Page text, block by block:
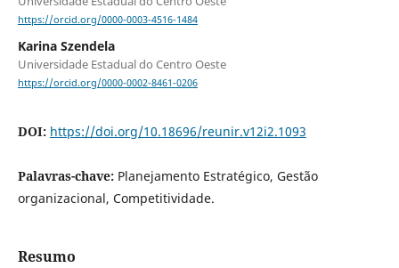
https://orcid.org/0000-0003-4516-1484
Karina Szendela
Universidade Estadual do Centro Oeste
https://orcid.org/0000-0002-8461-0206
DOI: https://doi.org/10.18696/reunir.v12i2.1093
Palavras-chave: Planejamento Estratégico, Gestão
organizacional, Competitividade.
Resumo